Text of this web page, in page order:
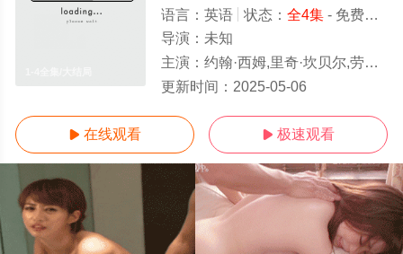
语言： 英语 状态： 全4集- 免费在线播放
导演： 未知
主演： 约翰·西姆,里奇·坎贝尔,劳拉·埃尔芬斯通,萨姆·霍尔,佐伊·塔珀,曼德琳娜·贝拉柳·伦,安德烈·马尼亚塔,奥克利·佩德加斯特,F
更新时间： 2025-05-06
 在线观看  极速观看